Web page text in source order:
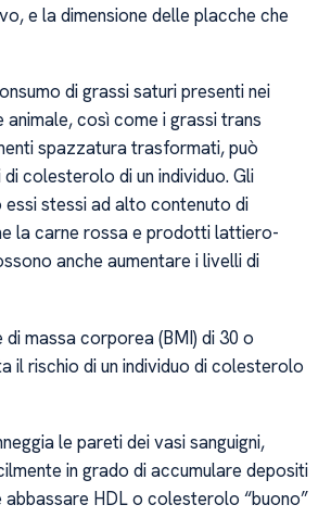
e la dimensione delle placche che
di grassi saturi presenti nei
così come i grassi trans
spazzatura trasformati, può
colesterolo di un individuo. Gli
essi stessi ad alto contenuto di
la carne rossa e prodotti lattiero-
anche aumentare i livelli di
di massa corporea (BMI) di 30 o
il rischio di un individuo di colesterolo
le pareti dei vasi sanguigni,
in grado di accumulare depositi
abbassare HDL o colesterolo “buono”